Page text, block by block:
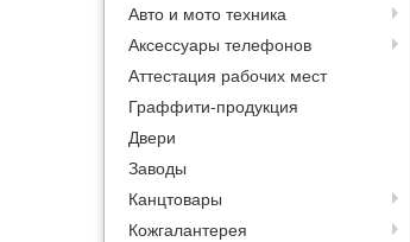
Авто и мото техника
Аксессуары телефонов
Аттестация рабочих мест
Граффити-продукция
Двери
Заводы
Канцтовары
Кожгалантерея